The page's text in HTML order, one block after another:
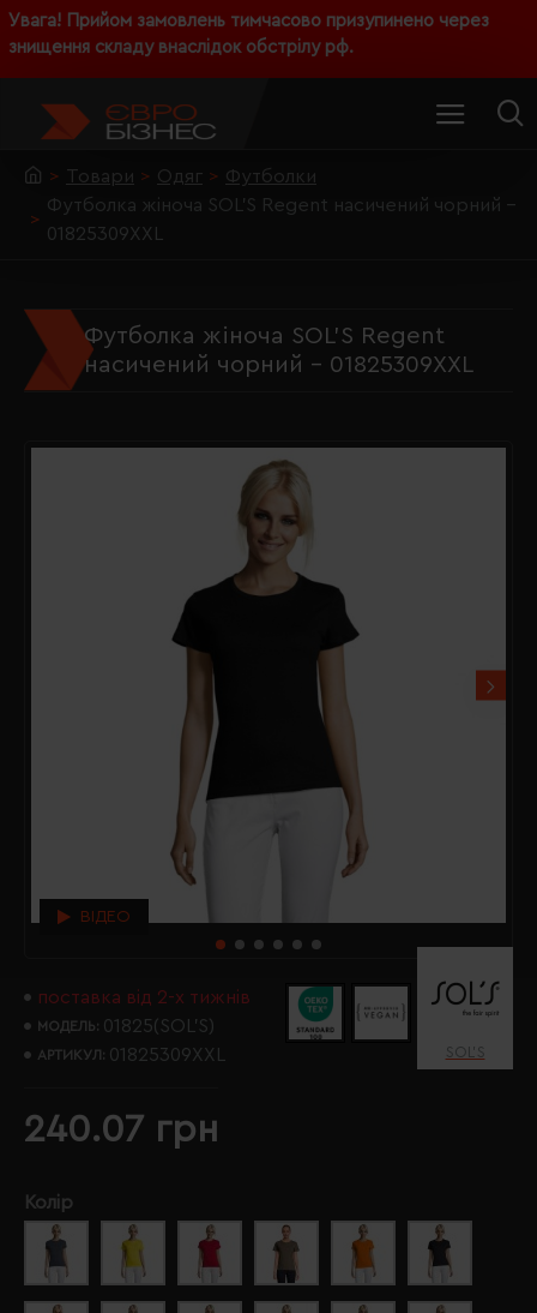
Увага! Прийом замовлень тимчасово призупинено через
знищення складу внаслідок обстрілу рф.
Товари Одяг
Футболки
Футболка жіноча SOL'S Regent насичений чорний -
01825309XXL
Футболка жіноча SOL'S Regent
насичений чорний - 01825309XXL
ВІДЕО
поставка від 2-х тижнів
МОДЕЛЬ: 01825(SOL’S)
АРТИКУЛ: 01825309XXL SOL’S
240.07 грн
Колір